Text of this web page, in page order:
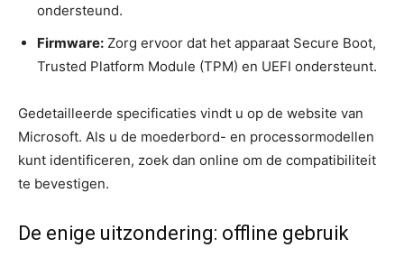
ondersteund.
Firmware: Zorg ervoor dat het apparaat Secure Boot,
Trusted Platform Module (TPM) en UEFI ondersteunt.
Gedetailleerde specificaties vindt u op de website van
Microsoft. Als u de moederbord- en processormodellen
kunt identificeren, zoek dan online om de compatibiliteit
te bevestigen.
De enige uitzondering: offline gebruik